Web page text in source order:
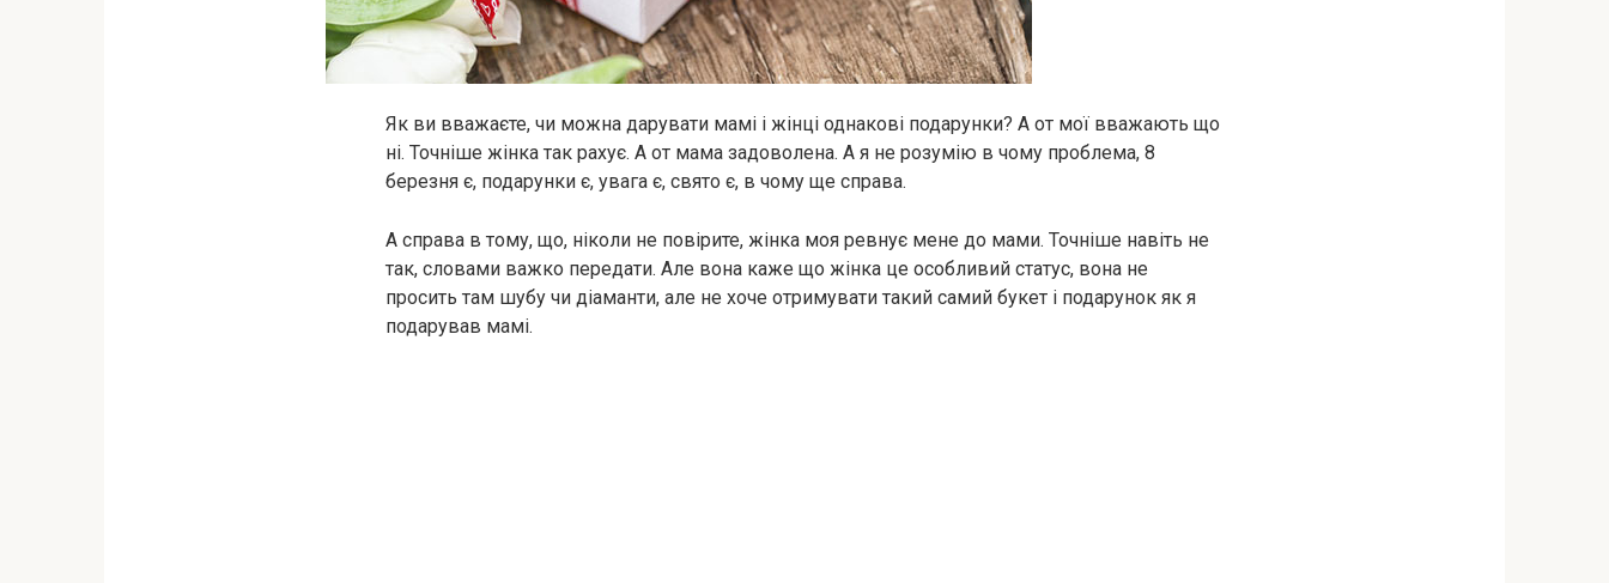
Як ви вважаєте, чи можна дарувати мамі і жінці однакові подарунки? А от мої вважають що
ні. Точніше жінка так рахує. А от мама задоволена. А я не розумію в чому проблема, 8
березня є, подарунки є, увага є, свято є, в чому ще справа.
А справа в тому, що, ніколи не повірите, жінка моя ревнує мене до мами. Точніше навіть не
так, словами важко передати. Але вона каже що жінка це особливий статус, вона не
просить там шубу чи діаманти, але не хоче отримувати такий самий букет і подарунок як я
подарував мамі.